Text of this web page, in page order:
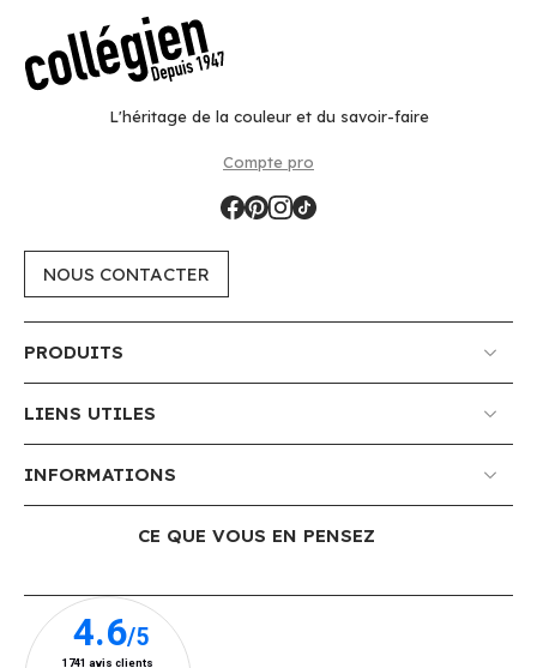
L'héritage de la couleur et du savoir-faire
Compte pro
NOUS CONTACTER
PRODUITS
LIENS UTILES
INFORMATIONS
CE QUE VOUS EN PENSEZ